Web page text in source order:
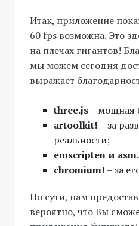
Итак, приложение
60 fps возможна. Это
на плечах гигантов!
мы можем сегодня
выражает
three.js– мощная
artoolkit! – за
реальности;
emscripten и
chromium! – за
По сути, нам
вероятно, что Вы